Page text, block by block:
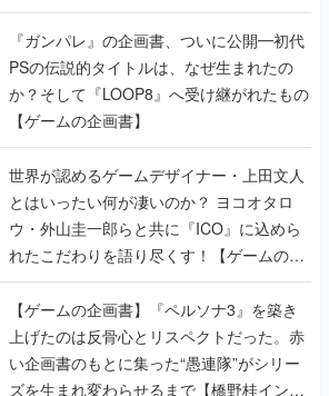
書】
『ガンパレ』の企画書、ついに公開━初代
PSの伝説的タイトルは、なぜ生まれたの
か？そして『LOOP8』へ受け継がれたもの
【ゲームの企画書】
世界が認めるゲームデザイナー・上田文人
とはいったい何が凄いのか？ ヨコオタロ
ウ・外山圭一郎らと共に『ICO』に込めら
れたこだわりを語り尽くす！【ゲームの企
画書】
【ゲームの企画書】『ペルソナ3』を築き
上げたのは反骨心とリスペクトだった。赤
い企画書のもとに集った“愚連隊”がシリー
ズを生まれ変わらせるまで【橋野桂インタ